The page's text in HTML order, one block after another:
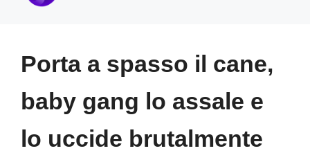
Porta a spasso il cane,
baby gang lo assale e
lo uccide brutalmente